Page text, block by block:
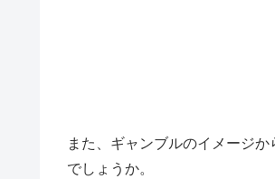
また、ギャンブルのイメージ
でしょうか。